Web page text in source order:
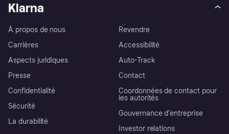
Klarna
À propos de nous
Carrières
Aspects juridiques
Presse
Confidentialité
Sécurité
La durabilité
Revendre
Accessibilité
Auto-Track
Contact
Coordonnées de contact pour
les autorités
Gouvernance d’entreprise
Investor relations